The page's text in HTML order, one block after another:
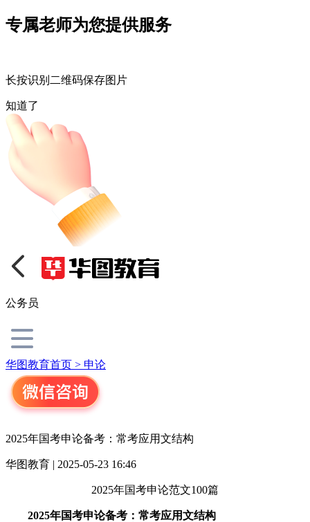
专属老师为您提供服务
长按识别二维码保存图片
知道了
公务员
华图教育首页 > 申论
2025年国考申论备考：常考应用文结构
华图教育 | 2025-05-23 16:46
2025年国考申论范文100篇
2025年国考申论备考：常考应用文结构